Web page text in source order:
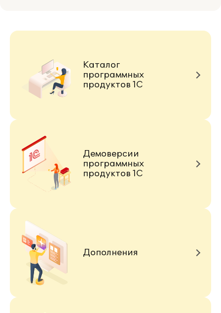
Каталог
программных
продуктов 1С
Демоверсии
программных
продуктов 1С
Дополнения